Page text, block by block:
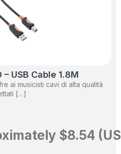
USB Cable 1.8M
ai musicisti cavi di alta qualità
[…]
$8.54